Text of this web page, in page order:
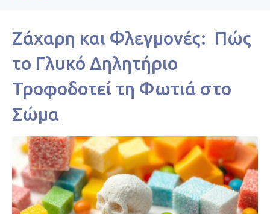
Ζάχαρη και Φλεγμονές: Πώς
το Γλυκό Δηλητήριο
Τροφοδοτεί τη Φωτιά στο
Σώμα